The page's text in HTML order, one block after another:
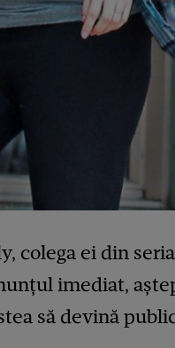
colega ei din
imediat,
să devină